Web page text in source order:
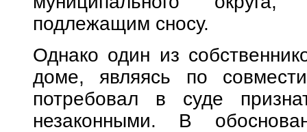
подлежащим сносу.
Однако один из
доме, являясь по
потребовал в суде
незаконными. В